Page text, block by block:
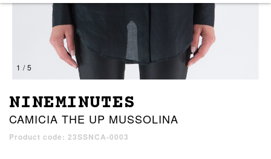
1 / 5
NINEMINUTES
CAMICIA THE UP MUSSOLINA
Product code: 23SSNCA-0003